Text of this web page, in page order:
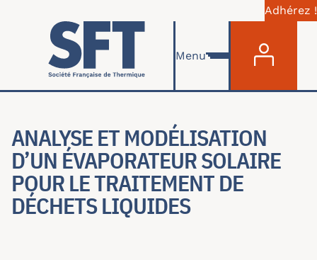
Aller au contenu principal
Adhérez !
Menu
ANALYSE ET MODÉLISATION
D’UN ÉVAPORATEUR SOLAIRE
POUR LE TRAITEMENT DE
DÉCHETS LIQUIDES